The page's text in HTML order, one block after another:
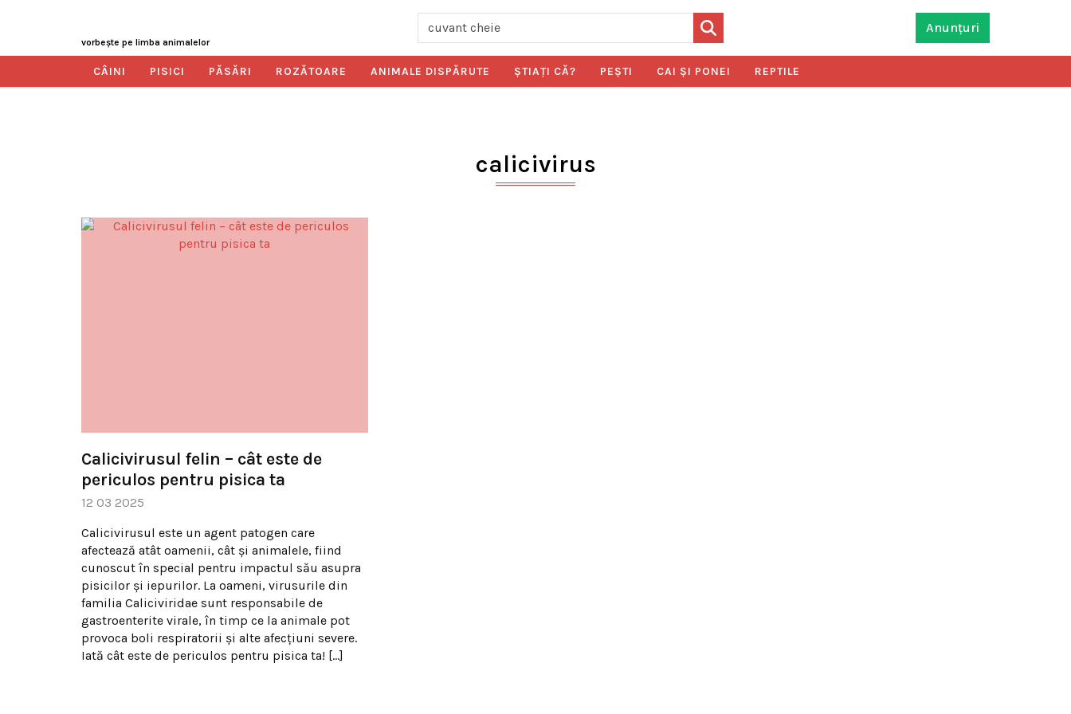
vorbeşte pe limba animalelor
Anunțuri
CÂINI PISICI PĂSĂRI ROZĂTOARE ANIMALE DISPĂRUTE ŞTIAŢI CĂ? PEŞTI CAI ŞI PONEI REPTILE
calicivirus
Calicivirusul felin – cât este de
periculos pentru pisica ta
12 03 2025
Calicivirusul este un agent patogen care
afectează atât oamenii, cât și animalele, fiind
cunoscut în special pentru impactul său asupra
pisicilor și iepurilor. La oameni, virusurile din
familia Caliciviridae sunt responsabile de
gastroenterite virale, în timp ce la animale pot
provoca boli respiratorii și alte afecțiuni severe.
Iată cât este de periculos pentru pisica ta! […]